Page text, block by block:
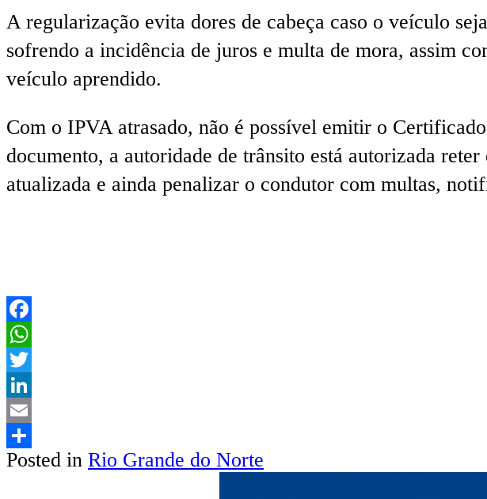
A regularização evita dores de cabeça caso o veículo
sofrendo a incidência de juros e multa de mora, assim
veículo aprendido.
Com o IPVA atrasado, não é possível emitir o
documento, a autoridade de trânsito está autorizada
atualizada e ainda penalizar o condutor com multas,
Facebook
WhatsApp
Twitter
LinkedIn
Email
Share
Posted in Rio Grande do Norte